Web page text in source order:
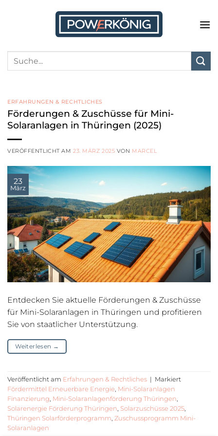
ERFAHRUNGEN & RECHTLICHES
Förderungen & Zuschüsse für Mini-
Solaranlagen in Thüringen (2025)
VERÖFFENTLICHT AM23. MÄRZ 2025 VON MARCEL
23
März
Entdecken Sie aktuelle Förderungen & Zuschüsse
für Mini-Solaranlagen in Thüringen und profitieren
Sie von staatlicher Unterstützung.
Weiterlesen →
Veröffentlicht am Erfahrungen & Rechtliches | Markiert
Fördermittel Erneuerbare Energie Mini-Solaranlagen
Finanzierung Mini-Solaranlagenförderung Thüringen
Solarenergie Förderung Thüringen Solarzuschüsse 2025
Thüringen Solarförderprogramm Zuschussprogramm Mini-
Solaranlagen